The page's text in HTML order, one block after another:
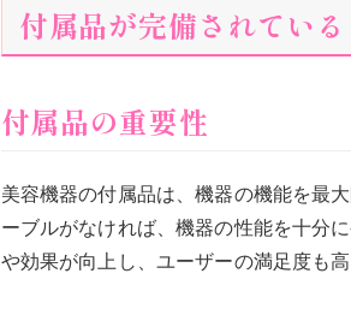
付属品が完備されてい
付属品の重要性
美容機器の付属品は、機器の機能を最
ーブルがなければ、機器の性能を十分
や効果が向上し、ユーザーの満足度も高